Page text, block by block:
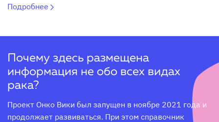
Подробнее
Почему здесь размещена
информация не обо всех видах
рака?
Проект Онко Вики был запущен в ноябре 2021 года и
продолжает развиваться. При этом справочник